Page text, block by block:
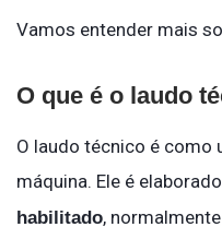
Vamos entender mais
O que é o laudo
O laudo técnico é como
máquina. Ele é
habilitado,